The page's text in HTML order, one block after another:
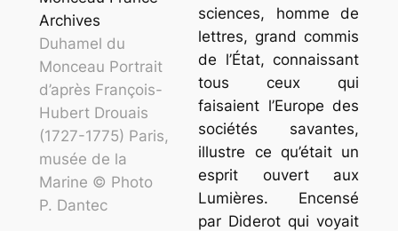
Duhamel du
Monceau Portrait
d’après François-
Hubert Drouais
(1727-1775) Paris,
musée de la
Marine © Photo
P. Dantec
sciences, homme de
lettres, grand commis
de l’État, connaissant
tous ceux qui
faisaient l’Europe des
sociétés savantes,
illustre ce qu’était un
esprit ouvert aux
Lumières. Encensé
par Diderot qui voyait